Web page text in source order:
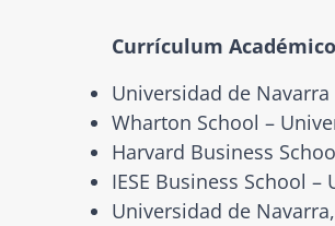
Currículum Académico
Universidad de Navarra
Wharton School –
Harvard Business
IESE Business School
Universidad de